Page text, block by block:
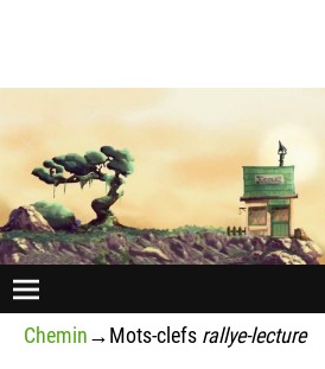
Chemin→Mots-clefs rallye-lecture